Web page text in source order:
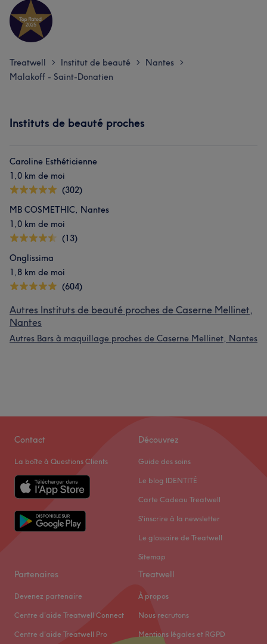
Treatwell > Institut de beauté > Nantes >
Malakoff - Saint-Donatien
Instituts de beauté proches
Caroline Esthéticienne
1,0 km de moi
(302)
MB COSMETHIC, Nantes
1,0 km de moi
(13)
Onglissima
1,8 km de moi
(604)
Autres Instituts de beauté proches de Caserne Mellinet,
Nantes
Autres Bars à maquillage proches de Caserne Mellinet, Nantes
Contact
La boîte à Questions Clients
Découvrez
Guide des soins
Le blog IDENTITÉ
Carte Cadeau Treatwell
S'inscrire à la newsletter
Le glossaire de Treatwell
Sitemap
Partenaires
Devenez partenaire
Centre d'aide Treatwell Connect
Centre d'aide Treatwell Pro
Treatwell
À propos
Nous recrutons
Mentions légales et RGPD